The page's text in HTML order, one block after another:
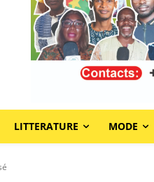
LITTERATURE MODE